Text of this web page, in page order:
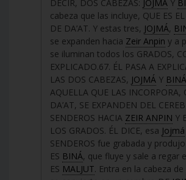
DECIR, DOS CABEZAS: JOJMÁ Y
cabeza que las incluye, QUE ES EL
DE DA’AT. Y estas tres, JOJMÁ,
se expanden hacia Zeir Anpin y a
se iluminan todos los GRADOS,
EXPLICADO.67. ÉL PASA A
LAS DOS CABEZAS, JOJMÁ Y BINÁ
AQUELLA QUE LAS INCORPORA,
DA’AT, SE EXPANDEN DEL
SENDEROS HACIA ZEIR ANPIN Y
LOS GRADOS. ÉL DICE, esa Jojmá
SENDEROS fue grabada y
ES BINÁ, que fluye y sale a regar
ES MALJUT. Entra en la cabeza de